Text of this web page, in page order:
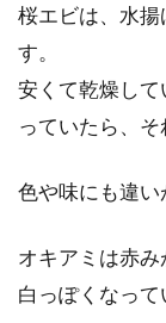
桜エビは、水
す。
安くて乾燥し
っていたら、そ
色や味にも違い
オキアミは赤
白っぽくなって